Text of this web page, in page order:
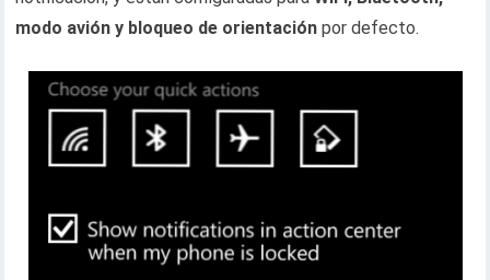
modo avión y bloqueo de orientación por defecto.